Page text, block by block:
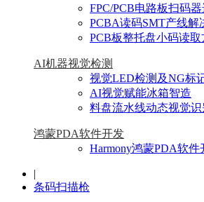
FPC/PCB电路板扫码
PCBA读码SMT产线解
PCB板整托盘小码读取
AI机器视觉检测
视觉LED检测及NG标
AI视觉赋能冰箱智造
料盘流水线动态视觉识
鸿蒙PDA软件开发
Harmony鸿蒙PDA软件
|
条码扫描枪